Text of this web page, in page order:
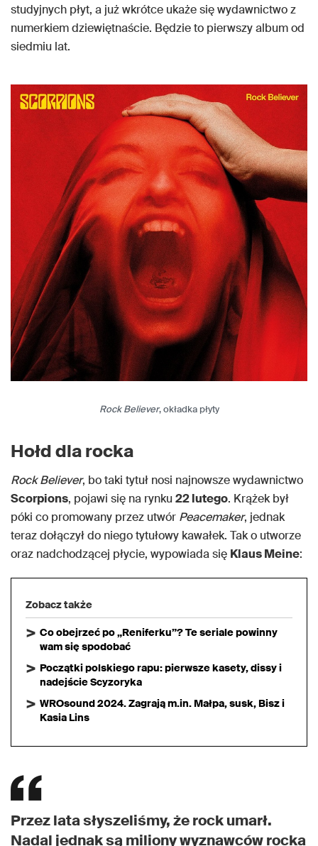
studyjnych płyt, a już wkrótce ukaże się wydawnictwo z
numerkiem dziewiętnaście. Będzie to pierwszy album od
siedmiu lat.
Rock Believer, okładka płyty
Hołd dla rocka
Rock Believer, bo taki tytuł nosi najnowsze wydawnictwo
Scorpions, pojawi się na rynku 22 lutego. Krążek był
póki co promowany przez utwór Peacemaker, jednak
teraz dołączył do niego tytułowy kawałek. Tak o utworze
oraz nadchodzącej płycie, wypowiada się Klaus Meine:
Zobacz także
Co obejrzeć po „Reniferku”? Te seriale powinny
wam się spodobać
Początki polskiego rapu: pierwsze kasety, dissy i
nadejście Scyzoryka
WROsound 2024. Zagrają m.in. Małpa, susk, Bisz i
Kasia Lins
Przez lata słyszeliśmy, że rock umarł.
Nadal jednak są miliony wyznawców rocka